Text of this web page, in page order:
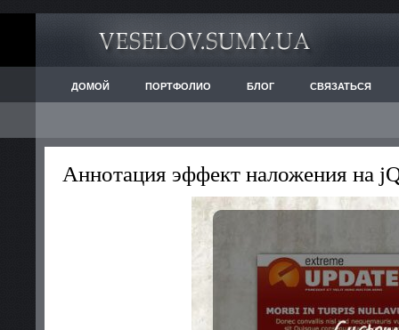
ДОМОЙ ПОРТФОЛИО БЛОГ СВЯЗАТЬСЯ
Аннотация эффект наложения на